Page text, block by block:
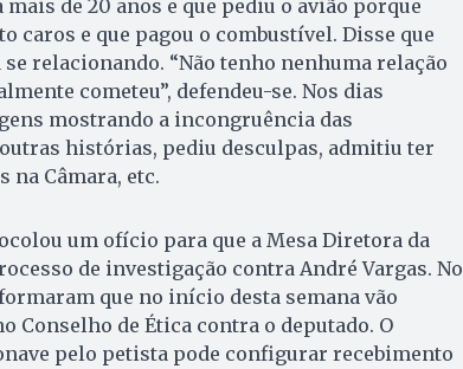
de 20 anos e que pediu o avião porque
caros e que pagou o combustível. Disse que
se relacionando. “Não tenho nenhuma relação
cometeu”, defendeu-se. Nos dias
mostrando a incongruência das
histórias, pediu desculpas, admitiu ter
na Câmara, etc.
um ofício para que a Mesa Diretora da
de investigação contra André Vargas. No
que no início desta semana vão
Conselho de Ética contra o deputado. O
pelo petista pode configurar recebimento